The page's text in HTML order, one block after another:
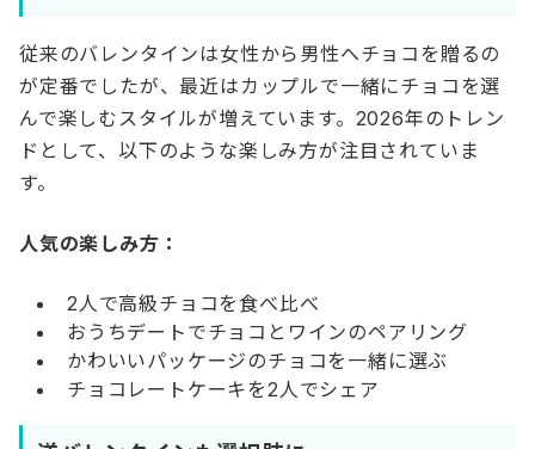
従来のバレンタインは女性から男性へチョコを贈るの
が定番でしたが、最近はカップルで一緒にチョコを選
んで楽しむスタイルが増えています。2026年のトレン
ドとして、以下のような楽しみ方が注目されていま
す。
人気の楽しみ方：
2人で高級チョコを食べ比べ
おうちデートでチョコとワインのペアリング
かわいいパッケージのチョコを一緒に選ぶ
チョコレートケーキを2人でシェア